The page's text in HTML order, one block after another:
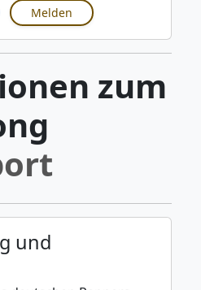
Melden
zum
und